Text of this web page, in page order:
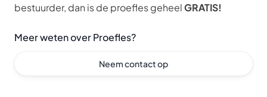
bestuurder, dan is de proefles geheelGRATIS!
Meer weten over Proefles?
Neem contact op